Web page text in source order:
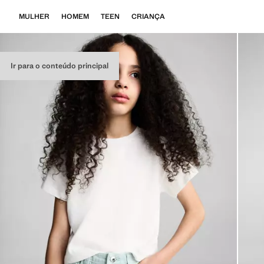
Ir para o conteúdo principal
MULHER HOMEM TEEN CRIANÇA